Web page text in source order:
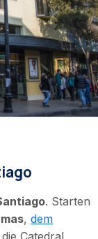
. Starten
, dem
die Catedral